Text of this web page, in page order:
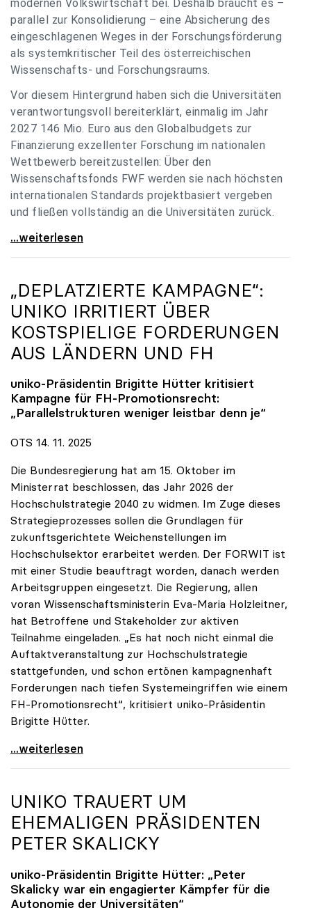
modernen Volkswirtschaft bei. Deshalb braucht es –
parallel zur Konsolidierung – eine Absicherung des
eingeschlagenen Weges in der Forschungsförderung
als systemkritischer Teil des österreichischen
Wissenschafts- und Forschungsraums.
Vor diesem Hintergrund haben sich die Universitäten
verantwortungsvoll bereiterklärt, einmalig im Jahr
2027 146 Mio. Euro aus den Globalbudgets zur
Finanzierung exzellenter Forschung im nationalen
Wettbewerb bereitzustellen: Über den
Wissenschaftsfonds FWF werden sie nach höchsten
internationalen Standards projektbasiert vergeben
und fließen vollständig an die Universitäten zurück.
Gemeinsam für einen starken Wissenschafts- und
...weiterlesen
„DEPLATZIERTE KAMPAGNE“:
UNIKO IRRITIERT ÜBER
KOSTSPIELIGE FORDERUNGEN
AUS LÄNDERN UND FH
uniko-Präsidentin Brigitte Hütter kritisiert
Kampagne für FH-Promotionsrecht:
„Parallelstrukturen weniger leistbar denn je“
OTS 14. 11. 2025
Die Bundesregierung hat am 15. Oktober im
Ministerrat beschlossen, das Jahr 2026 der
Hochschulstrategie 2040 zu widmen. Im Zuge dieses
Strategieprozesses sollen die Grundlagen für
zukunftsgerichtete Weichenstellungen im
Hochschulsektor erarbeitet werden. Der FORWIT ist
mit einer Studie beauftragt worden, danach werden
Arbeitsgruppen eingesetzt. Die Regierung, allen
voran Wissenschaftsministerin Eva-Maria Holzleitner,
hat Betroffene und Stakeholder zur aktiven
Teilnahme eingeladen. „Es hat noch nicht einmal die
Auftaktveranstaltung zur Hochschulstrategie
stattgefunden, und schon ertönen kampagnenhaft
Forderungen nach tiefen Systemeingriffen wie einem
FH-Promotionsrecht“, kritisiert uniko-Präsidentin
Brigitte Hütter.
„Deplatzierte Kampagne“: uniko irritiert über
...weiterlesen
UNIKO TRAUERT UM
EHEMALIGEN PRÄSIDENTEN
PETER SKALICKY
uniko-Präsidentin Brigitte Hütter: „Peter
Skalicky war ein engagierter Kämpfer für die
Autonomie der Universitäten“